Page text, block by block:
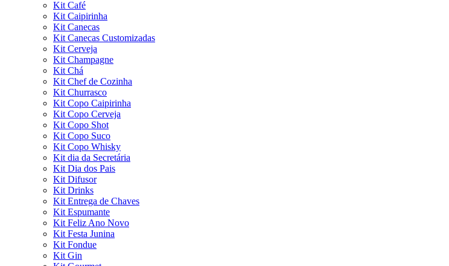
Kit Café
Kit Caipirinha
Kit Canecas
Kit Canecas Customizadas
Kit Cerveja
Kit Champagne
Kit Chá
Kit Chef de Cozinha
Kit Churrasco
Kit Copo Caipirinha
Kit Copo Cerveja
Kit Copo Shot
Kit Copo Suco
Kit Copo Whisky
Kit dia da Secretária
Kit Dia dos Pais
Kit Difusor
Kit Drinks
Kit Entrega de Chaves
Kit Espumante
Kit Feliz Ano Novo
Kit Festa Junina
Kit Fondue
Kit Gin